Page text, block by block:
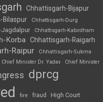
Chhattisgarh-Bijapur
Bilaspur
Chhattisgarh-Durg
Chhattisgarh-Kabirdham
Korba Chhattisgarh-Raigarh
Raipur
Chhattisgarh-Sukma
Chief Minister Dr. Yadav Chief Minister
dprcg
fire fraud High Court